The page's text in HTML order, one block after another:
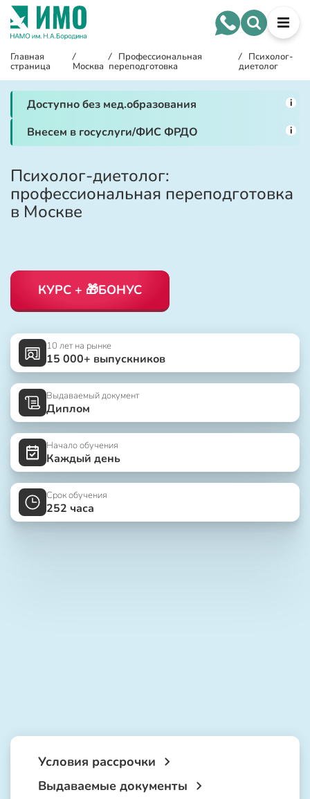
Главная
страница
/
Москва
/ Профессиональная
переподготовка
/ Психолог-
диетолог
Доступно без мед.образования i
Внесем в госуслуги/ФИС ФРДО i
Психолог-диетолог:
профессиональная переподготовка
в Москве
КУРС + 🎁БОНУС
10 лет на рынке
15 000+ выпускников
Выдаваемый документ
Диплом
Начало обучения
Каждый день
Срок обучения
252 часа
Условия рассрочки
Выдаваемые документы